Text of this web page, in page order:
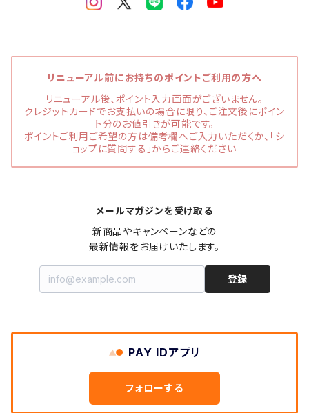
リニューアル前にお持ちのポイントご利用の方へ
リニューアル後、ポイント入力画面がございません。
クレジットカードでお支払いの場合に限り、ご注文後にポイン
ト分のお値引きが可能です。
ポイントご利用ご希望の方は備考欄へご入力いただくか、「シ
ョップに質問する」からご連絡ください
メールマガジンを受け取る
新商品やキャンペーンなどの
最新情報をお届けいたします。
登録
PAY IDアプリ
フォローする